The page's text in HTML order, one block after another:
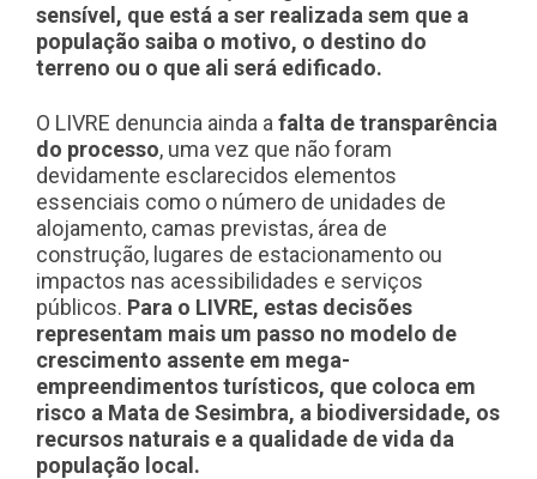
sensível, que está a ser realizada sem que a
população saiba o motivo, o destino do
terreno ou o que ali será edificado.
O LIVRE denuncia ainda a falta de transparência
do processo, uma vez que não foram
devidamente esclarecidos elementos
essenciais como o número de unidades de
alojamento, camas previstas, área de
construção, lugares de estacionamento ou
impactos nas acessibilidades e serviços
públicos. Para o LIVRE, estas decisões
representam mais um passo no modelo de
crescimento assente em mega-
empreendimentos turísticos, que coloca em
risco a Mata de Sesimbra, a biodiversidade, os
recursos naturais e a qualidade de vida da
população local.